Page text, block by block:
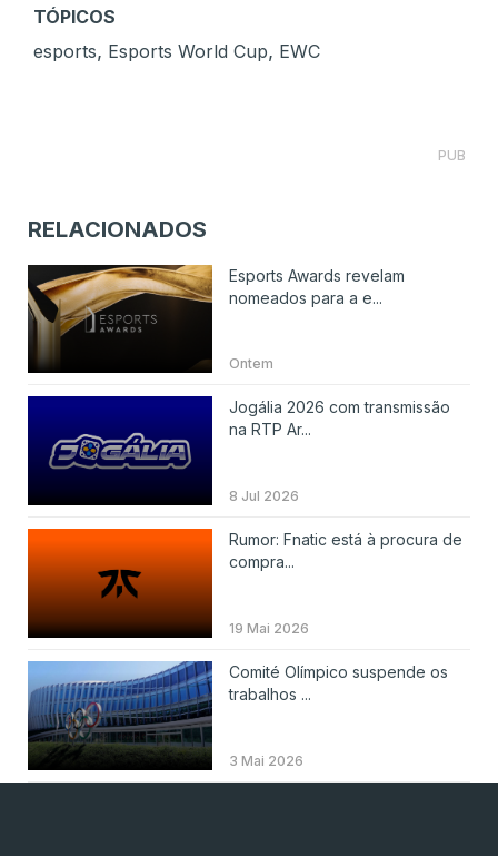
TÓPICOS
esports, Esports World Cup, EWC
PUB
RELACIONADOS
Esports Awards revelam
nomeados para a e...
Ontem
Jogália 2026 com transmissão
na RTP Ar...
8 Jul 2026
Rumor: Fnatic está à procura de
compra...
19 Mai 2026
Comité Olímpico suspende os
trabalhos ...
3 Mai 2026